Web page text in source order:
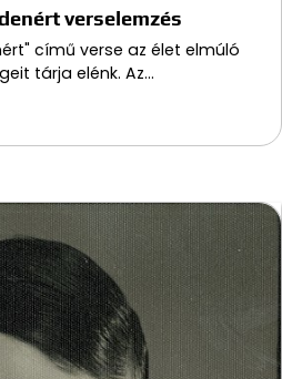
verselemzés
című verse az élet elmúló
tárja elénk. Az…